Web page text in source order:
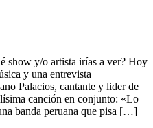
show y/o artista irías a ver? Hoy
y una entrevista
Palacios, cantante y lider de
canción en conjunto: «Lo
banda peruana que pisa […]